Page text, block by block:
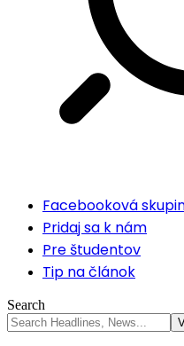
Facebooková
Pridaj sa k nám
Pre študentov
Tip na článok
Search